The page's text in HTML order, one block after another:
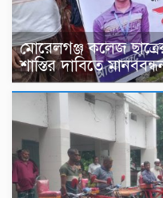
মোরেলগঞ্জ কলেজ
শাস্তির দাবিতে